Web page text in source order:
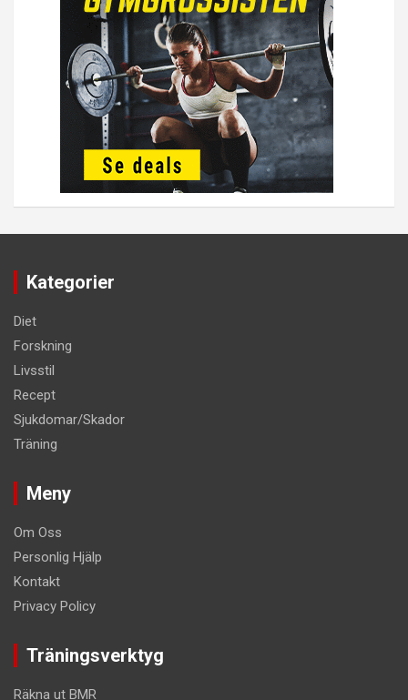
Kategorier
Diet
Forskning
Livsstil
Recept
Sjukdomar/Skador
Träning
Meny
Om Oss
Personlig Hjälp
Kontakt
Privacy Policy
Träningsverktyg
Räkna ut BMR